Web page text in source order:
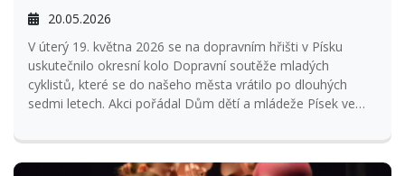
20.05.2026
V úterý 19. května 2026 se na dopravním hřišti v Písku
uskutečnilo okresní kolo Dopravní soutěže mladých
cyklistů, které se do našeho města vrátilo po dlouhých
sedmi letech. Akci pořádal Dům dětí a mládeže Písek ve
dopravy a organizací BESIP.